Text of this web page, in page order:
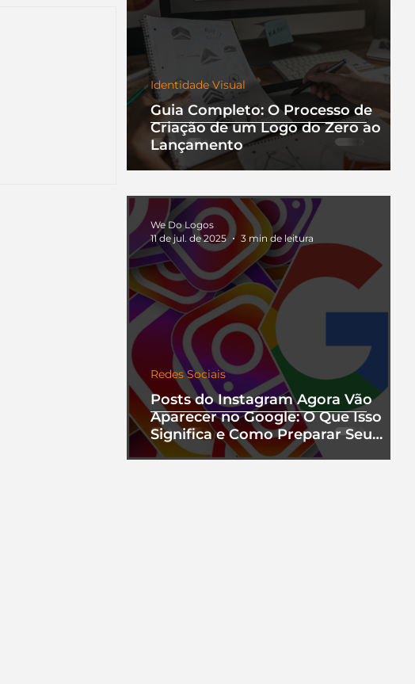
Guia Completo: O Processo de
Criação de um Logo do Zero ao
Lançamento
Identidade Visual
Posts do Instagram Agora Vão
Aparecer no Google: O Que Isso
Significa e Como Preparar Seu
Perfil
Redes Sociais
We Do Logos
11 de jul. de 2025
3 min de leitura
5 estrelas.